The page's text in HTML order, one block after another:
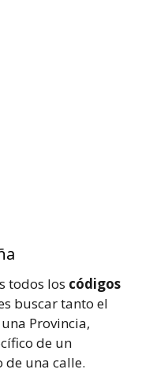
todos los códigos
buscar tanto el
Provincia,
de un
una calle.